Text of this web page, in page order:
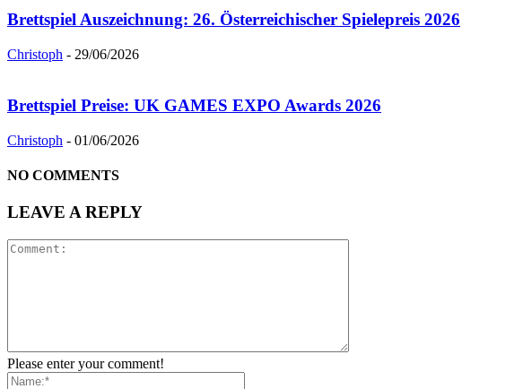
Brettspiel Auszeichnung: 26. Österreichischer Spielepreis 2026
Christoph - 29/06/2026
Brettspiel Preise: UK GAMES EXPO Awards 2026
Christoph - 01/06/2026
NO COMMENTS
LEAVE A REPLY
Please enter your comment!